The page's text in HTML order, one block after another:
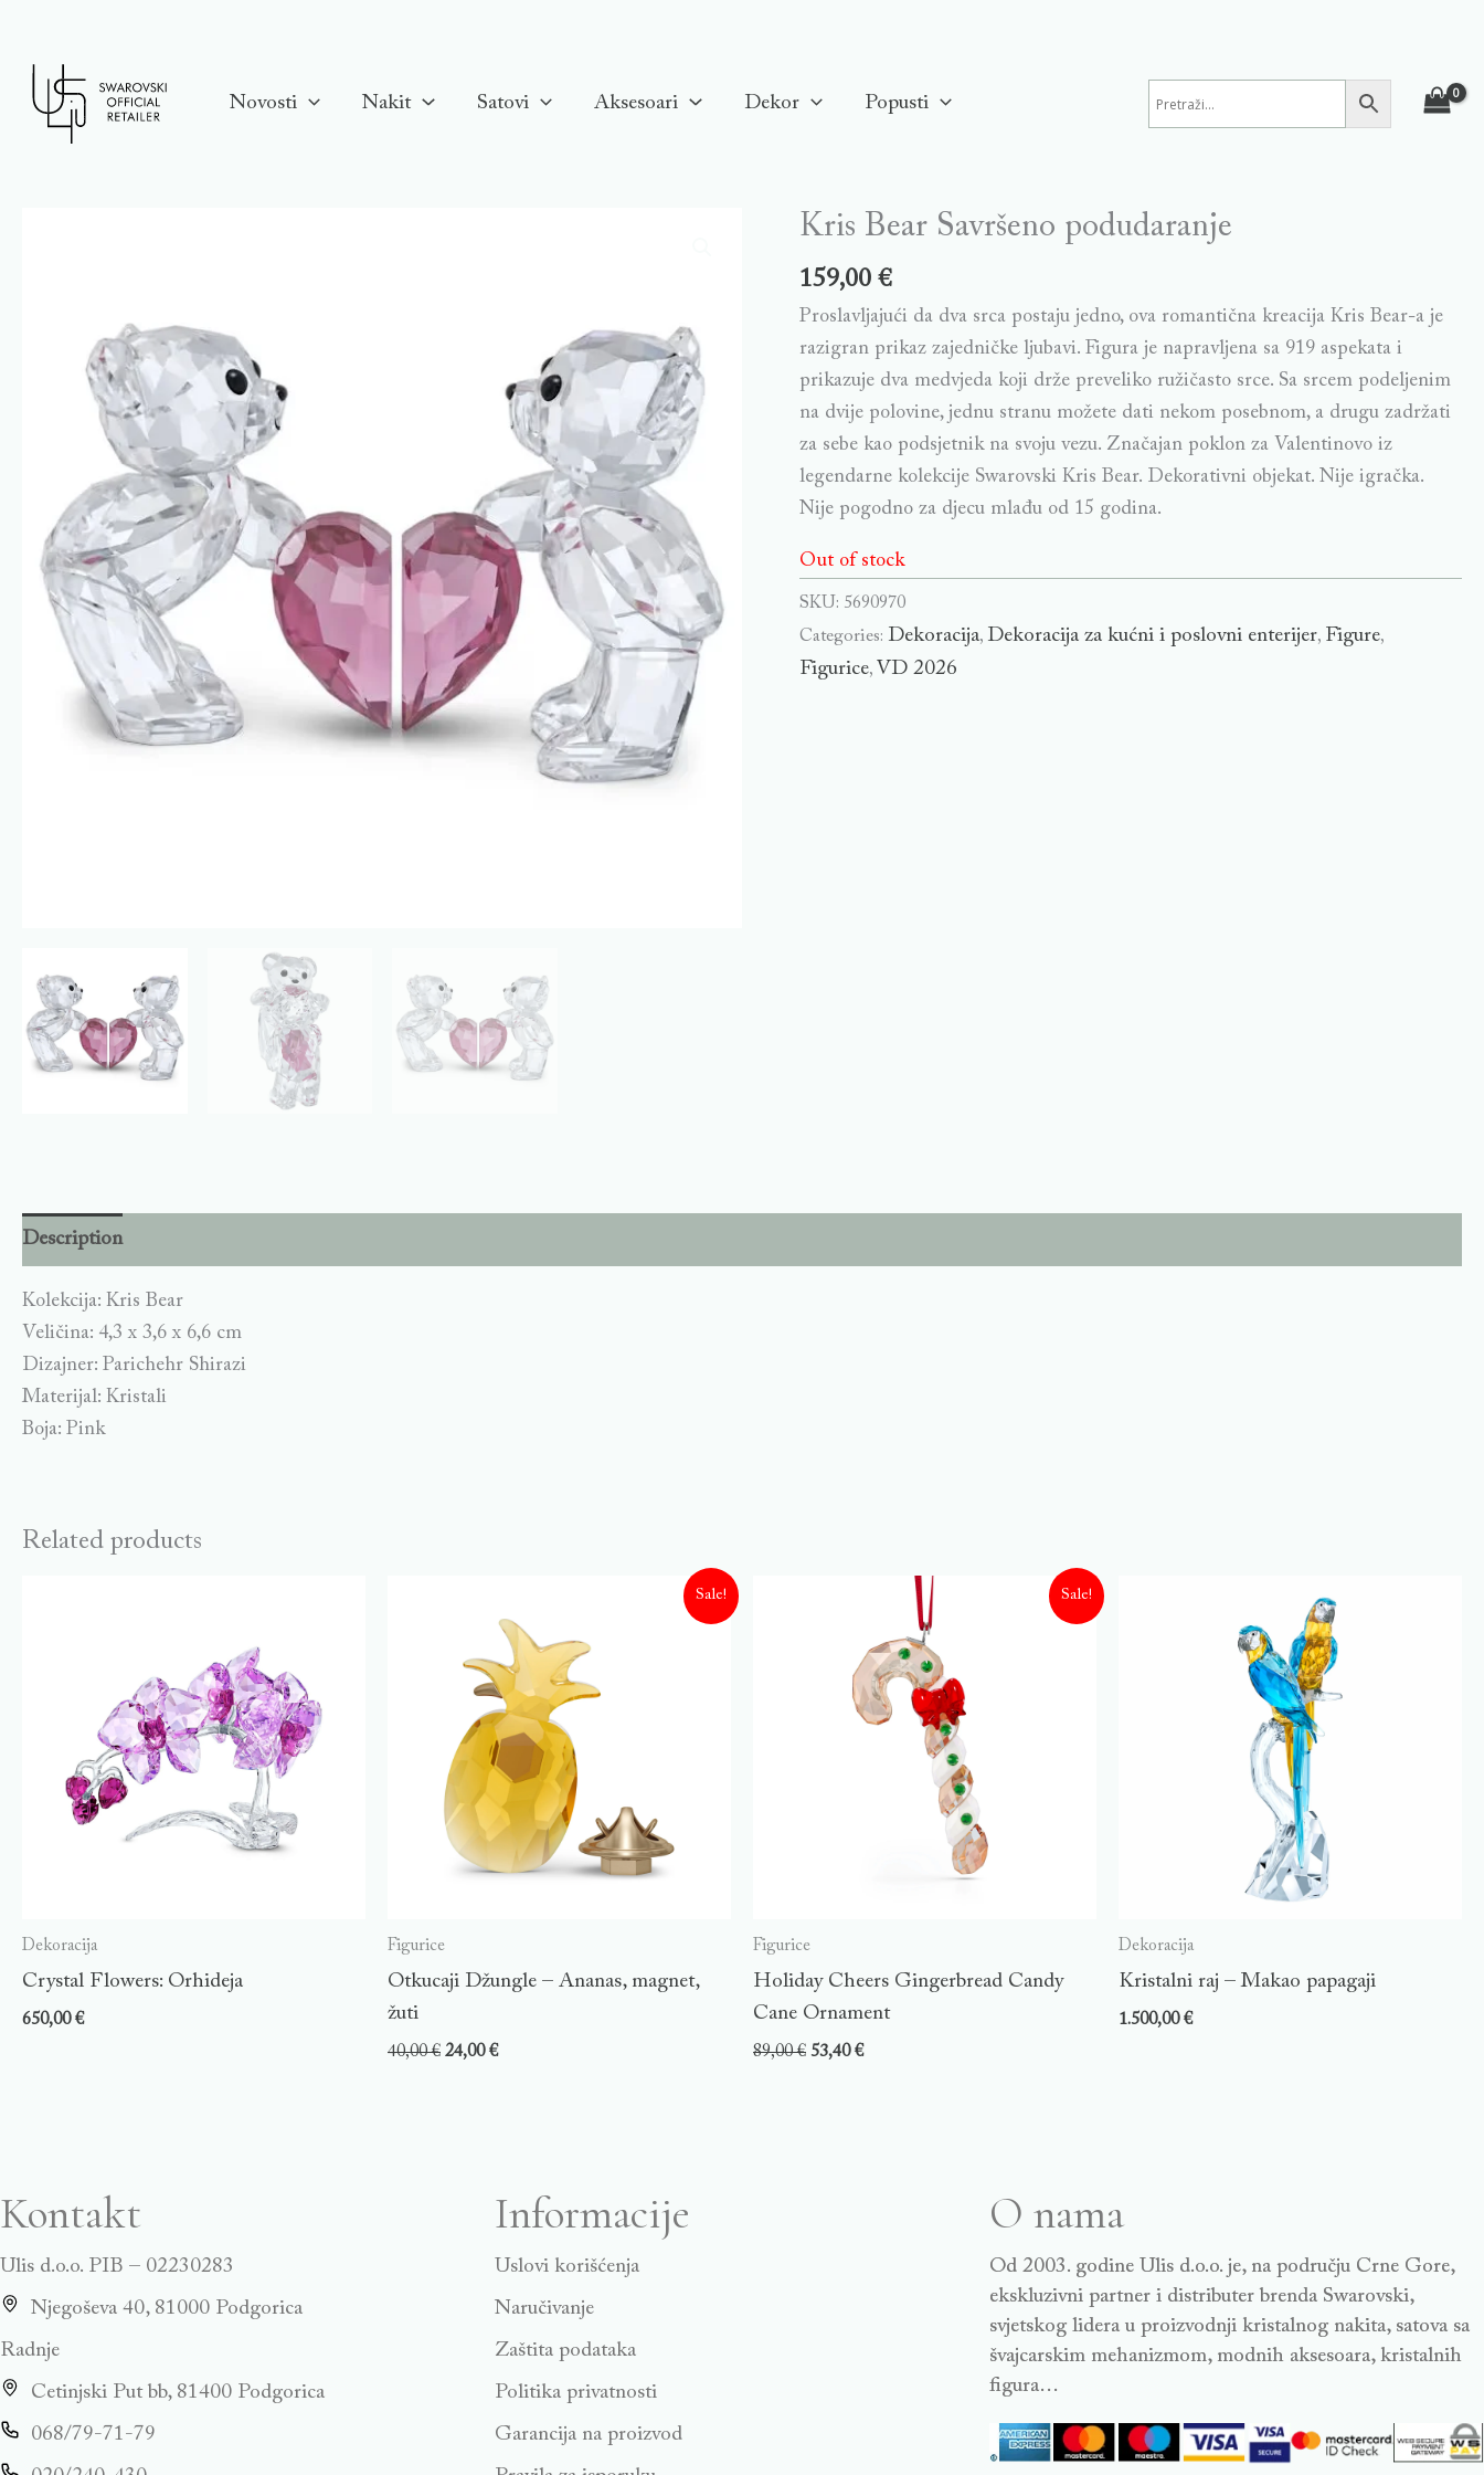
content
Novosti
Nakit Satovi Aksesoari Dekor Popusti
Kris Bear Savršeno podudaranje
159,00€
Proslavljajući da dva srca postaju jedno, ova romantična kreacija Kris Bear-a je
razigran prikaz zajedničke ljubavi. Figura je napravljena sa 919 aspekata i
prikazuje dva medvjeda koji drže preveliko ružičasto srce. Sa srcem podeljenim
na dvije polovine, jednu stranu možete dati nekom posebnom, a drugu zadržati
za sebe kao podsjetnik na svoju vezu. Značajan poklon za Valentinovo iz
legendarne kolekcije Swarovski Kris Bear. Dekorativni objekat. Nije igračka.
Nije pogodno za djecu mlađu od 15 godina.
Out of stock
SKU: 5690970
Categories: Dekoracija, Dekoracija za kućni i poslovni enterijer, Figure,
Figurice, VD 2026
Description
Kolekcija: Kris Bear
Veličina: 4,3 x 3,6 x 6,6 cm
Dizajner: Parichehr Shirazi
Materijal: Kristali
Boja: Pink
Related products
Dekoracija
Crystal Flowers: Orhideja
650,00€
Sale!
Figurice
Otkucaji Džungle – Ananas, magnet,
žuti
40,00€ 24,00€
Sale!
Figurice
Holiday Cheers Gingerbread Candy
Cane Ornament
89,00€ 53,40€
Dekoracija
Kristalni raj – Makao papagaji
1.500,00€
Kontakt
Ulis d.o.o. PIB – 02230283
Njegoševa 40, 81000 Podgorica
Radnje
Cetinjski Put bb, 81400 Podgorica
068/79-71-79
Informacije
Uslovi korišćenja
Naručivanje
Zaštita podataka
Politika privatnosti
Garancija na proizvod
O nama
Od 2003. godine Ulis d.o.o. je, na području Crne Gore,
ekskluzivni partner i distributer brenda Swarovski,
svjetskog lidera u proizvodnji kristalnog nakita, satova sa
švajcarskim mehanizmom, modnih aksesoara, kristalnih
figura…